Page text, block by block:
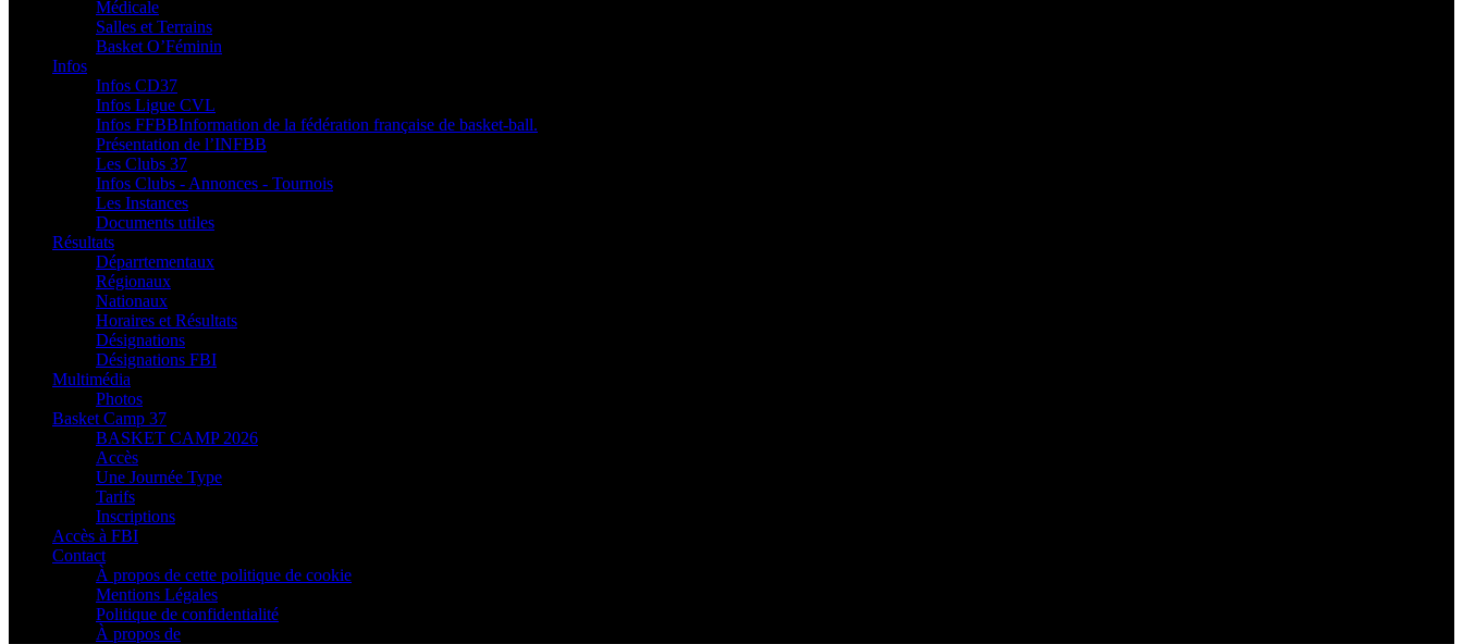
Médicale
Salles et Terrains
Basket O’Féminin
Infos
Infos CD37
Infos Ligue CVL
Infos FFBBInformation de la fédération française de basket-ball.
Présentation de l’INFBB
Les Clubs 37
Infos Clubs - Annonces - Tournois
Les Instances
Documents utiles
Résultats
Déparrtementaux
Régionaux
Nationaux
Horaires et Résultats
Désignations
Désignations FBI
Multimédia
Photos
Basket Camp 37
BASKET CAMP 2026
Accès
Une Journée Type
Tarifs
Inscriptions
Accès à FBI
Contact
À propos de cette politique de cookie
Mentions Légales
Politique de confidentialité
À propos de